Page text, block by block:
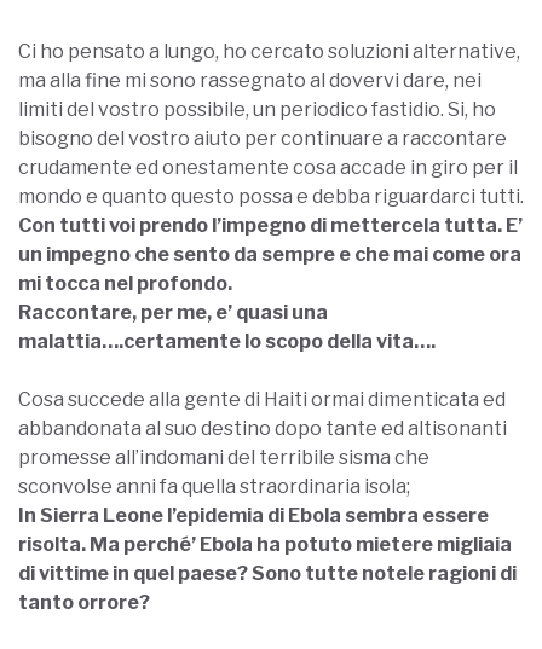
Ci ho pensato a lungo, ho cercato soluzioni alternative,
ma alla fine mi sono rassegnato al dovervi dare, nei
limiti del vostro possibile, un periodico fastidio. Si, ho
bisogno del vostro aiuto per continuare a raccontare
crudamente ed onestamente cosa accade in giro per il
mondo e quanto questo possa e debba riguardarci tutti.
Con tutti voi prendo l’impegno di mettercela tutta. E’
un impegno che sento da sempre e che mai come ora
mi tocca nel profondo.
Raccontare, per me, e’ quasi una
malattia….certamente lo scopo della vita….
Cosa succede alla gente di Haiti ormai dimenticata ed
abbandonata al suo destino dopo tante ed altisonanti
promesse all’indomani del terribile sisma che
sconvolse anni fa quella straordinaria isola;
In Sierra Leone l’epidemia di Ebola sembra essere
risolta. Ma perché’ Ebola ha potuto mietere migliaia
di vittime in quel paese? Sono tutte notele ragioni di
tanto orrore?